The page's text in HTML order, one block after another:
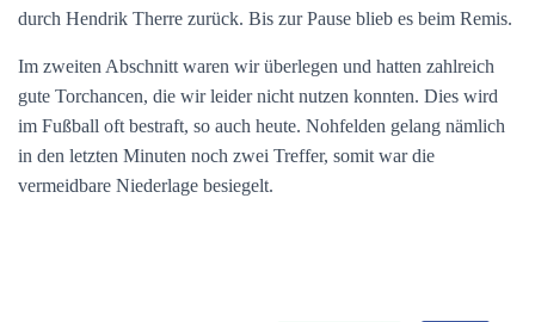
durch Hendrik Therre zurück. Bis zur Pause blieb es beim Remis.
Im zweiten Abschnitt waren wir überlegen und hatten zahlreich
gute Torchancen, die wir leider nicht nutzen konnten. Dies wird
im Fußball oft bestraft, so auch heute. Nohfelden gelang nämlich
in den letzten Minuten noch zwei Treffer, somit war die
vermeidbare Niederlage besiegelt.